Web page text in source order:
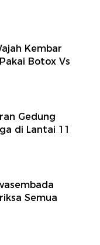
Kembar
Botox Vs
Gedung
di Lantai 11
Semua